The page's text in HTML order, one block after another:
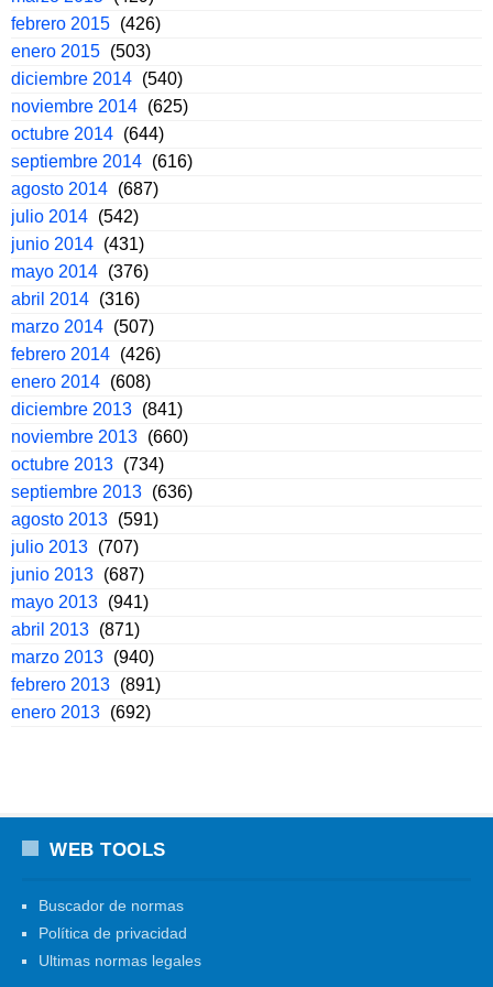
febrero 2015 (426)
enero 2015 (503)
diciembre 2014 (540)
noviembre 2014 (625)
octubre 2014 (644)
septiembre 2014 (616)
agosto 2014 (687)
julio 2014 (542)
junio 2014 (431)
mayo 2014 (376)
abril 2014 (316)
marzo 2014 (507)
febrero 2014 (426)
enero 2014 (608)
diciembre 2013 (841)
noviembre 2013 (660)
octubre 2013 (734)
septiembre 2013 (636)
agosto 2013 (591)
julio 2013 (707)
junio 2013 (687)
mayo 2013 (941)
abril 2013 (871)
marzo 2013 (940)
febrero 2013 (891)
enero 2013 (692)
WEB TOOLS
Buscador de normas
Política de privacidad
Ultimas normas legales